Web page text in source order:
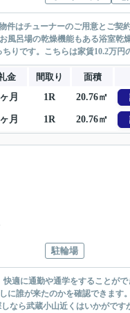
件はチューナーのご用意とご契
風呂場の乾燥機能もある浴室乾
りです。こちらは家賃10.2万円
金 間取り 面積
月 1R 20.76㎡
月 1R 20.76㎡
駐輪場
適に通勤や通学をすることが
誰が来たのかを確認できます
なら武蔵小山近くはいかがです